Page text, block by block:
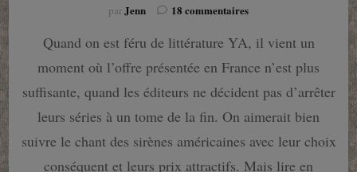
par Jenn 18 commentairessur
en
:
Vous
avez
dit
inaccessible
Quand on est féru de littérature YA, il vient un
moment où l’offre présentée en France n’est plus
suffisante, quand les éditeurs ne décident pas d’arrêter
leurs séries à un tome de la fin. On aimerait bien
suivre le chant des sirènes américaines avec leur choix
conséquent et leurs prix attractifs. Mais lire en